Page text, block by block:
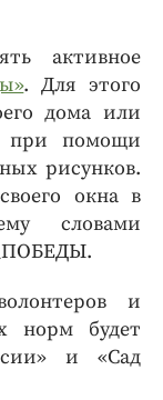
активное
. Для этого
дома или
при помощи
рисунков.
окна в
словами
и
норм будет
и «Сад